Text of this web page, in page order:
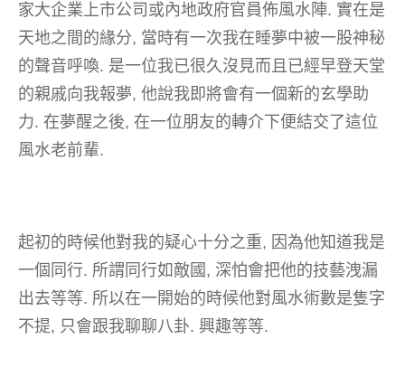
家大企業上市公司或內地政府官員佈風水陣. 實在是
天地之間的緣分, 當時有一次我在睡夢中被一股神秘
的聲音呼喚. 是一位我已很久沒見而且已經早登天堂
的親戚向我報夢, 他說我即將會有一個新的玄學助
力. 在夢醒之後, 在一位朋友的轉介下便結交了這位
風水老前輩.
起初的時候他對我的疑心十分之重, 因為他知道我是
一個同行. 所謂同行如敵國, 深怕會把他的技藝洩漏
出去等等. 所以在一開始的時候他對風水術數是隻字
不提, 只會跟我聊聊八卦. 興趣等等.